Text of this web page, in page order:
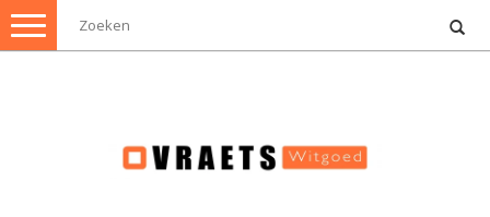
Toggle
navigation